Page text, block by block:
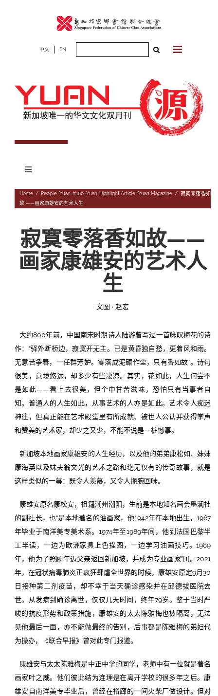
中文 EN
Toggle
专题
文化
艺术
往期杂志
181期
178期
177期
投稿
征稿启事
关于我们
联系我们
Home / People,Yuan #160,Yuan Highlight Article Yuan Magazine / 寂寞零落香如
故 ——画家康雄安的艺术人生
寂寞零落香如故——
画家康雄安的艺术人
生
文图 · 赵宏
大约800年前，中国南宋时期诗人陆游曾写过一首咏叹梅花的诗
作：“驿外断桥边，寂寞开无主。已是黄昏独自愁，更着风和雨。
无意苦争春，一任群芳妒。零落成泥碾作尘，只有香如故”。诗句
很美，意境悠远，却多少有些凄凉。其实，花如此，人生何尝不
是如此——看上去很美，但个中甘苦滋味，恐怕只有当事者自
知。普通人的人生如此，从事艺术的人亦是如此。艺术令人痴迷
神往，但真正能在艺术殿堂里有所成就、被世人公认并获得掌声
和赞美的艺术家，却少之又少，不能不说是一桩憾事。
新加坡本地画家康雄安的人生经历，以及他的弟弟康松如、妹妹
康海英以及妹夫翁文光的艺术之路和绝无仅有的传奇故事，就是
这样类似的一幕：既令人羡慕，又令人扼腕回味。
康雄安原名康松安，祖籍潮州潮阳，生前是本地知名画会墨澜社
的副社长，也“是本地著名的油画家，他1942年在本地出生，1967
年毕业于南洋美专美术系。1974年至1989年间，他到法国巴黎半
工半读，一边为欧洲家具上色描图，一边学习油画技巧。1989
年，他为了照顾年迈父亲返回新加坡，并成为专业画家”[1]。2021
年，在冠状病毒肺炎正疯狂肆虐全世界的时候，康雄安原定9月30
日接种第二剂疫苗，却不幸于当天确诊感染并在邱德拔医院去
世。从发病到确诊离世，仅仅几天时间，终年79岁。鉴于当时严
峻的抗疫形势和政策措施，康雄安的太太陈雅梅也被隔离，无法
见他最后一面，亦不能做最终的告别，后事都是陈雅梅的弟妇代
为操办，《联合早报》曾对此专门报道。
康雄安与太太陈雅梅是中正中学的同学，老师中有一位就是著名
画家叶之威。他们彼此结为连理是在离开学校的很多年之后。康
雄安自南洋美专毕业后，曾经在裕廊的一间火柴厂做设计。但对